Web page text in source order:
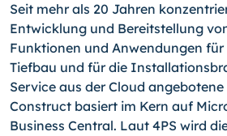
Seit mehr als 20 Jahren
Entwicklung und Bereitstellung
Funktionen und Anwendungen
Tiefbau und für die
Service aus der Cloud
Construct basiert im Kern auf
Business Central. Laut 4PS wird